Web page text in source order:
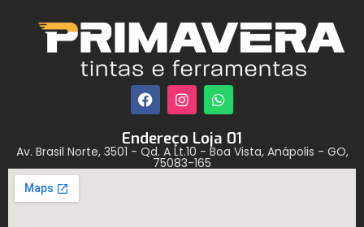
Endereço Loja 01
Av. Brasil Norte, 3501 - Qd. A Lt.10 - Boa Vista, Anápolis - GO,
75083-165